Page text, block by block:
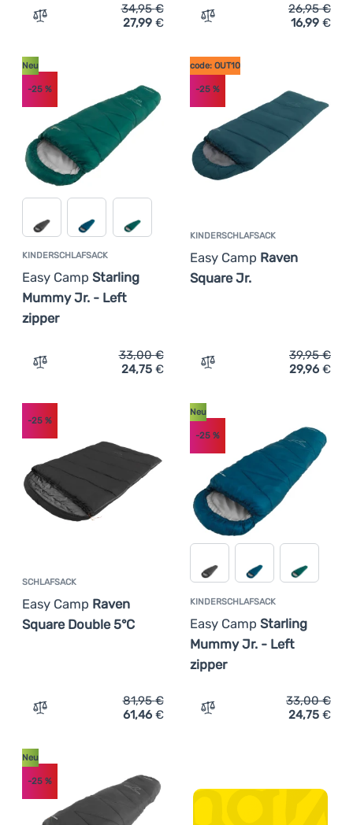
Zum Vergleich 'Schlafsack Easy Camp Starling Mummy
34,95€
27,99 € Zum Vergleich
26,95€
16,99 €
KINDERSCHLAFSACK
Easy Camp Starling
Mummy Jr. - Left
zipper
Neu
-25 %
Zum Vergleich 'Kinderschlafsack Easy Camp Starling
33,00€
24,75 €
KINDERSCHLAFSACK
Easy Camp Raven
Square Jr.
code: OUT10
-25%
Zum Vergleich
39,95€
29,96 €
SCHLAFSACK
Easy Camp Raven
Square Double 5°C
-25 %
Zum Vergleich 'Schlafsack Easy Camp Raven Square
81,95€
61,46 €
KINDERSCHLAFSACK
Easy Camp Starling
Mummy Jr. - Left
zipper
Neu
-25%
Zum Vergleich
33,00€
24,75 €
Neu
-25 %